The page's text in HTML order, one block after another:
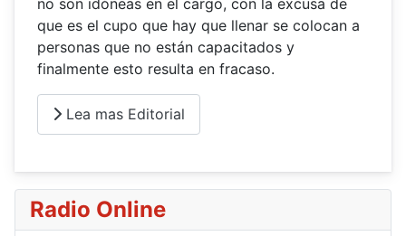
que es el cupo que hay que llenar se colocan a
personas que no están capacitados y
finalmente esto resulta en fracaso.
Lea mas Editorial
Radio Online